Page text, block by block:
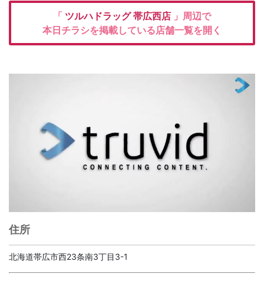
「 ツルハドラッグ帯広西店 」周辺で
本日チラシを掲載している店舗一覧を開く
住所
北海道帯広市西23条南3丁目3-1